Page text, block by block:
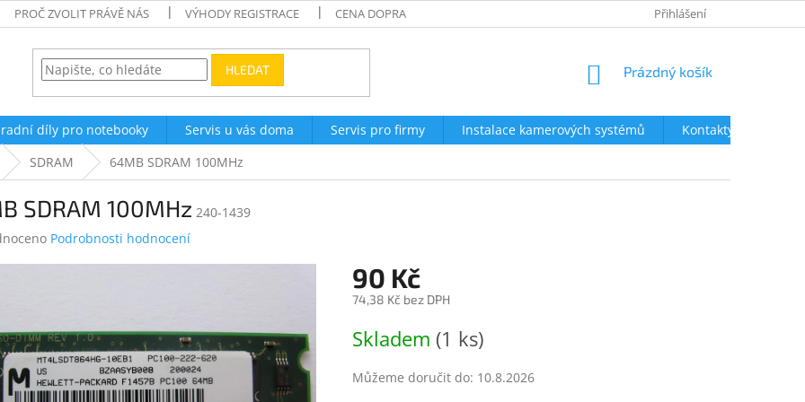
PROČ ZVOLIT PRÁVĚ NÁS VÝHODY REGISTRACE CENA DOPRAVY OBCHODNÍ PODMÍNKY
Přihlášení
HLEDAT
NÁKUPNÍ
Prázdný košík
díly pro notebooky Servis u vás doma Servis pro firmy Instalace kamerových systémů
Kontakty
SDRAM 64MB SDRAM 100MHz
SDRAM 100MHz 240-1439
Podrobnosti hodnocení
90 Kč
74,38 Kč bez DPH
cena:
Skladem (1 ks)
Můžeme doručit do: 10.8.2026